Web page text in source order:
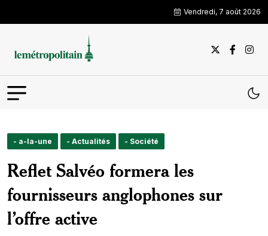
Vendredi, 7 août 2026
- a-la-une - Actualités - Société
Reflet Salvéo formera les
fournisseurs anglophones sur
l’offre active